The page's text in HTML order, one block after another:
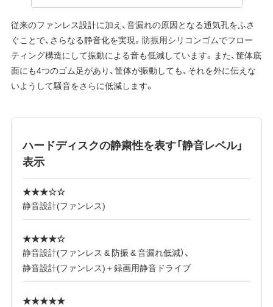
従来のファンレス設計に加え、音漏れの原因となる通気孔をふさ
ぐことで、さらなる静音化を実現。防振用シリコンゴムでフロー
ティング構造にして振動による音も低減しています。また、筐体底
面にも4つのゴム足があり、筐体が振動しても、それを外に伝えな
いようして騒音をさらに低減します。
ハードディスクの静粛性を表す「静音レベル」
表示
★★★☆☆
静音設計(ファンレス)
★★★★☆
静音設計(ファンレス & 防振 & 音漏れ低減）、
静音設計(ファンレス)＋録画用静音ドライブ
★★★★★